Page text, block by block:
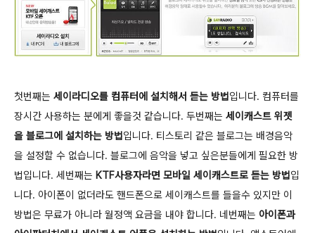
첫번째는 세이라디오를 컴퓨터에 설치해서 듣는 방법입니다. 컴퓨터를
장시간 사용하는 분에게 좋을것 같습니다. 두번째는 세이캐스트 위젯
을 블로그에 설치하는 방법입니다. 티스토리 같은 블로그는 배경음악
을 설정할 수 없습니다. 블로그에 음악을 넣고 싶은분들에게 필요한 방
법입니다. 세번째는 KTF사용자라면 모바일 세이캐스트로 듣는 방법입
니다. 아이폰이 없더라도 핸드폰으로 세이캐스트를 들을수 있지만 이
방법은 무료가 아니라 월정액 요금을 내야 합니다. 네번째는 아이폰과